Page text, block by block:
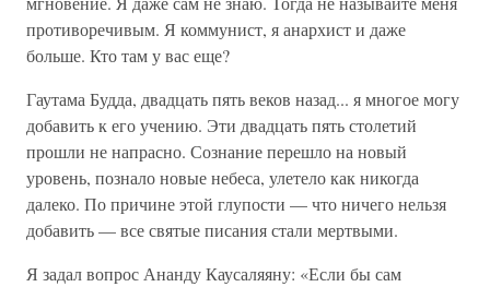
противоречивым. Я коммунист, я анархист и даже
больше. Кто там у вас еще?
Гаутама Будда, двадцать пять веков назад... я многое могу
добавить к его учению. Эти двадцать пять столетий
прошли не напрасно. Сознание перешло на новый
уровень, познало новые небеса, улетело как никогда
далеко. По причине этой глупости — что ничего нельзя
добавить — все святые писания стали мертвыми.
Я задал вопрос Ананду Каусаляяну: «Если бы сам